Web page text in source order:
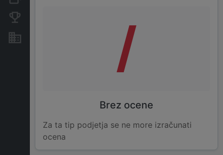
/
Brez ocene
Za ta tip podjetja se ne more izračunati
ocena